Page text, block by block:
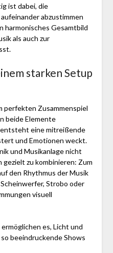
ist dabei, die
abzustimmen
harmonisches Gesamtbild
als auch zur
starken Setup
perfekten Zusammenspiel
beide Elemente
eine mitreißende
und Emotionen weckt.
und Musikanlage nicht
zu kombinieren: Zum
den Rhythmus der Musik
Strobo oder
visuell
es, Licht und
beeindruckende Shows